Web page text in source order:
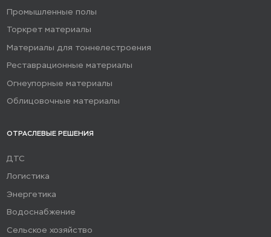
Промышленные полы
Торкрет материалы
Материалы для тоннелестроения
Реставрационные материалы
Огнеупорные материалы
Облицовочные материалы
ОТРАСЛЕВЫЕ РЕШЕНИЯ
ДТС
Логистика
Энергетика
Водоснабжение
Сельское хозяйство